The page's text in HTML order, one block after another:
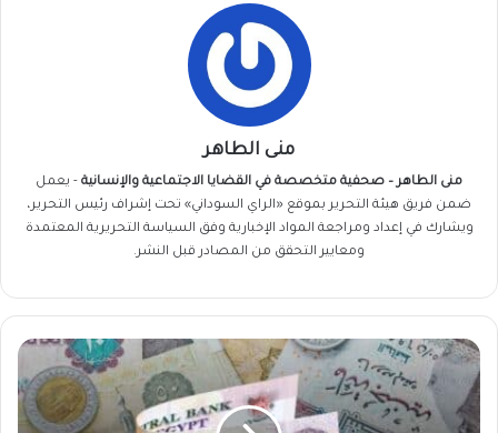
منى الطاهر
منى الطاهر – صحفية متخصصة في القضايا الاجتماعية والإنسانية - يعمل
ضمن فريق هيئة التحرير بموقع «الراي السوداني» تحت إشراف رئيس التحرير،
ويشارك في إعداد ومراجعة المواد الإخبارية وفق السياسة التحريرية المعتمدة
ومعايير التحقق من المصادر قبل النشر.
الجنيه
السوداني
مقابل
الجنيه